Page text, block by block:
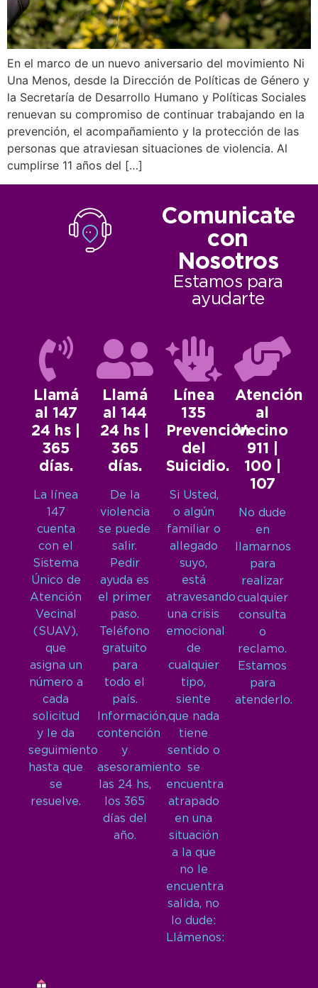
En el marco de un nuevo aniversario del movimiento Ni
Una Menos, desde la Dirección de Políticas de Género y
la Secretaría de Desarrollo Humano y Políticas Sociales
renuevan su compromiso de continuar trabajando en la
prevención, el acompañamiento y la protección de las
personas que atraviesan situaciones de violencia. Al
cumplirse 11 años del […]
Comunicate
con
Nosotros
Estamos para
ayudarte
Llamá
al 147
24 hs |
365
días.
La línea
147
cuenta
con el
Sistema
Único de
Atención
Vecinal
(SUAV),
que
asigna un
número a
cada
solicitud
y le da
seguimiento
hasta que
se
resuelve.
Llamá
al 144
24 hs |
365
días.
De la
violencia
se puede
salir.
Pedir
ayuda es
el primer
paso.
Teléfono
gratuito
para
todo el
país.
Información,
contención
y
asesoramiento
las 24 hs,
los 365
días del
año.
Línea
135
Prevención
del
Suicidio.
Si Usted,
o algún
familiar o
allegado
suyo,
está
atravesando
una crisis
emocional
de
cualquier
tipo,
siente
que nada
tiene
sentido o
se
encuentra
atrapado
en una
situación
a la que
no le
encuentra
salida, no
lo dude:
Llámenos:
Atención
al
Vecino
911 |
100 |
107
No dude
en
llamarnos
para
realizar
cualquier
consulta
o
reclamo.
Estamos
para
atenderlo.